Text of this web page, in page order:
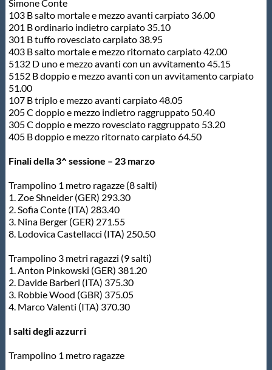
Simone Conte
103 B salto mortale e mezzo avanti carpiato 36.00
201 B ordinario indietro carpiato 35.10
301 B tuffo rovesciato carpiato 38.95
403 B salto mortale e mezzo ritornato carpiato 42.00
5132 D uno e mezzo avanti con un avvitamento 45.15
5152 B doppio e mezzo avanti con un avvitamento carpiato
51.00
107 B triplo e mezzo avanti carpiato 48.05
205 C doppio e mezzo indietro raggruppato 50.40
305 C doppio e mezzo rovesciato raggruppato 53.20
405 B doppio e mezzo ritornato carpiato 64.50
Finali della 3^ sessione – 23 marzo
Trampolino 1 metro ragazze (8 salti)
1. Zoe Shneider (GER) 293.30
2. Sofia Conte (ITA) 283.40
3. Nina Berger (GER) 271.55
8. Lodovica Castellacci (ITA) 250.50
Trampolino 3 metri ragazzi (9 salti)
1. Anton Pinkowski (GER) 381.20
2. Davide Barberi (ITA) 375.30
3. Robbie Wood (GBR) 375.05
4. Marco Valenti (ITA) 370.30
I salti degli azzurri
Trampolino 1 metro ragazze